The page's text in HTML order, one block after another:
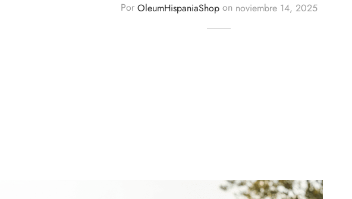
Por OleumHispaniaShopon noviembre 14, 2025